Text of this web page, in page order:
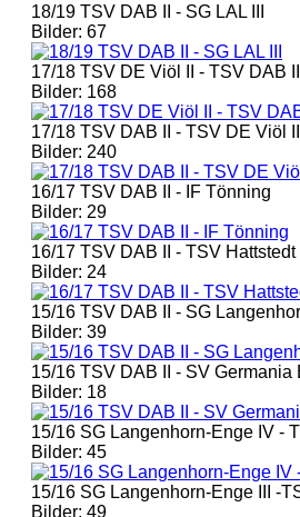
18/19 TSV DAB II - SG LAL III
Bilder: 67
17/18 TSV DE Viöl II - TSV DAB II
Bilder: 168
17/18 TSV DAB II - TSV DE Viöl II
Bilder: 240
16/17 TSV DAB II - IF Tönning
Bilder: 29
16/17 TSV DAB II - TSV Hattstedt II
Bilder: 24
15/16 TSV DAB II - SG
Bilder: 39
15/16 TSV DAB II - SV Germania
Bilder: 18
15/16 SG Langenhorn-Enge IV -
Bilder: 45
15/16 SG Langenhorn-Enge III -
Bilder: 49